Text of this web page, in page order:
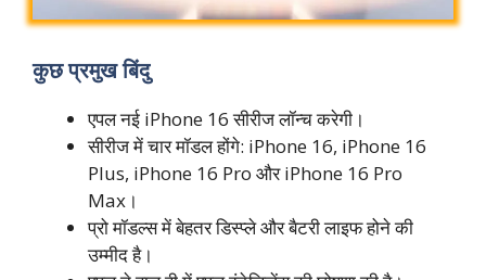
कुछ प्रमुख बिंदु
एपल नई iPhone 16 सीरीज लॉन्च करेगी।
सीरीज में चार मॉडल होंगे: iPhone 16, iPhone 16
Plus, iPhone 16 Pro और iPhone 16 Pro
Max।
प्रो मॉडल्स में बेहतर डिस्प्ले और बैटरी लाइफ होने की
उम्मीद है।